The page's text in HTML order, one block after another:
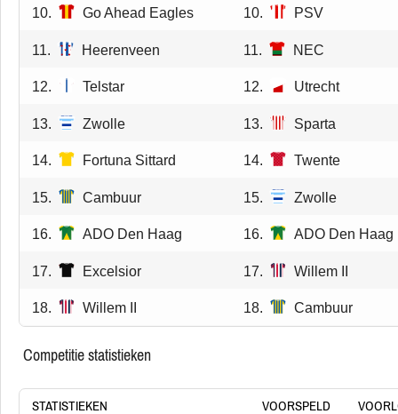
10. Go Ahead Eagles 10. PSV
11. Heerenveen 11. NEC
12. Telstar 12. Utrecht
13. Zwolle 13. Sparta
14. Fortuna Sittard 14. Twente
15. Cambuur 15. Zwolle
16. ADO Den Haag 16. ADO Den Haag
17. Excelsior 17. Willem II
18. Willem II 18. Cambuur
competitie statistieken
STATISTIEKEN VOORSPELD